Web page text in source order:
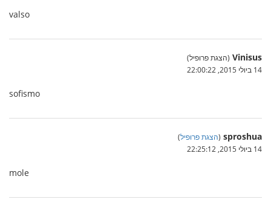
valso
Vinisus (הצגת פרופיל)
14 ביולי 2015, 22:00:22
sofismo
sproshua
(הצגת פרופיל)
14 ביולי 2015, 22:25:12
mole